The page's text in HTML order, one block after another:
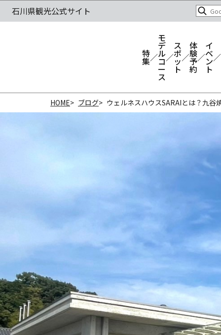
特
集
モ
デ
ル
コ
ー
ス
ス
ポ
ッ
ト
体
験
予
約
イ
ベ
ン
ト
HOME ブログ ウェルネスハウスSARAIとは？九